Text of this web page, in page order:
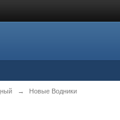
→ Новые Водники